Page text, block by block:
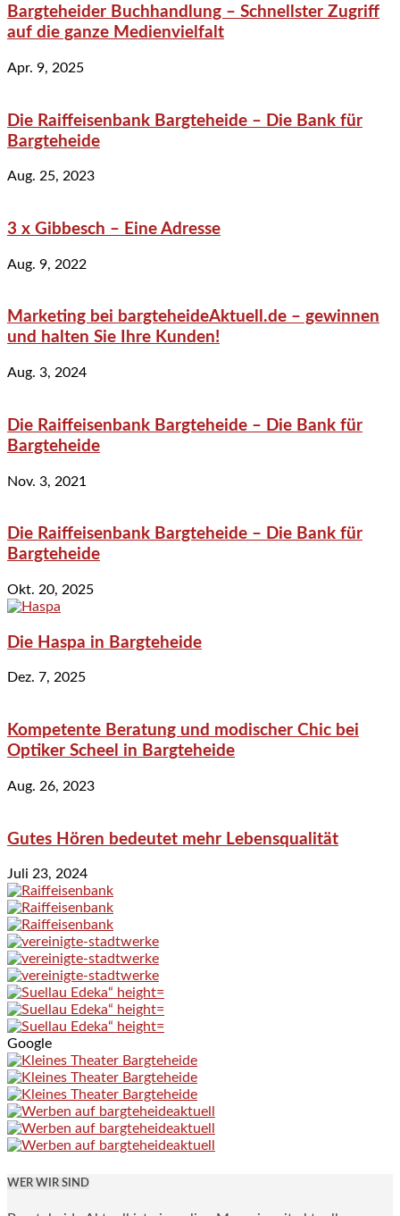
Bargteheider Buchhandlung – Schnellster Zugriff
auf die ganze Medienvielfalt
Apr. 9, 2025
Die Raiffeisenbank Bargteheide – Die Bank für
Bargteheide
Aug. 25, 2023
3 x Gibbesch – Eine Adresse
Aug. 9, 2022
Marketing bei bargteheideAktuell.de – gewinnen
und halten Sie Ihre Kunden!
Aug. 3, 2024
Die Raiffeisenbank Bargteheide – Die Bank für
Bargteheide
Nov. 3, 2021
Die Raiffeisenbank Bargteheide – Die Bank für
Bargteheide
Okt. 20, 2025
Die Haspa in Bargteheide
Dez. 7, 2025
Kompetente Beratung und modischer Chic bei
Optiker Scheel in Bargteheide
Aug. 26, 2023
Gutes Hören bedeutet mehr Lebensqualität
Juli 23, 2024
Google
WER WIR SIND